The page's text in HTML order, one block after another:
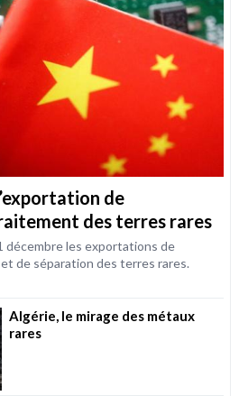
de
des terres rares
décembre les exportations de
de séparation des terres rares.
Algérie, le mirage des métaux
rares